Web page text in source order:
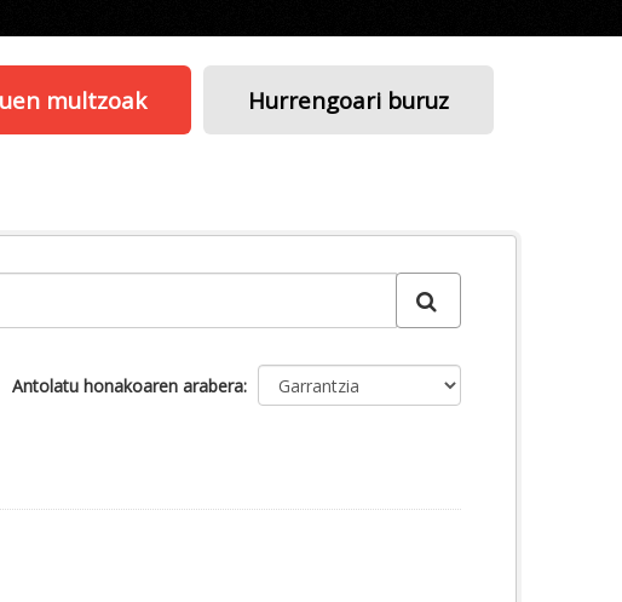
multzoak Hurrengoari buruz
Antolatu honakoaren arabera